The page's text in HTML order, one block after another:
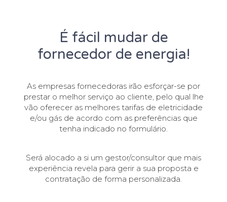
É fácil mudar de
fornecedor de energia!
As empresas fornecedoras irão esforçar-se por
prestar o melhor serviço ao cliente, pelo qual lhe
vão oferecer as melhores tarifas de eletricidade
e/ou gás de acordo com as preferências que
tenha indicado no formulário.
Será alocado a si um gestor/consultor que mais
experiência revela para gerir a sua proposta e
contratação de forma personalizada.